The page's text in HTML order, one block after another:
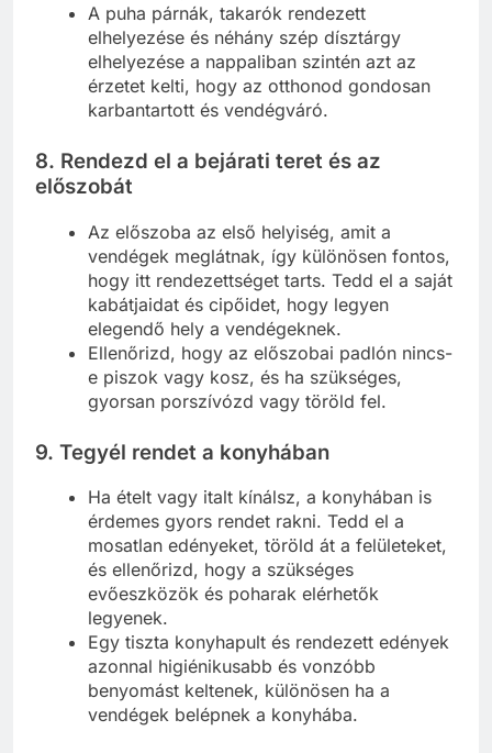
A puha párnák, takarók rendezett
elhelyezése és néhány szép dísztárgy
elhelyezése a nappaliban szintén azt az
érzetet kelti, hogy az otthonod gondosan
karbantartott és vendégváró.
8. Rendezd el a bejárati teret és az
előszobát
Az előszoba az első helyiség, amit a
vendégek meglátnak, így különösen fontos,
hogy itt rendezettséget tarts. Tedd el a saját
kabátjaidat és cipőidet, hogy legyen
elegendő hely a vendégeknek.
Ellenőrizd, hogy az előszobai padlón nincs-
e piszok vagy kosz, és ha szükséges,
gyorsan porszívózd vagy töröld fel.
9. Tegyél rendet a konyhában
Ha ételt vagy italt kínálsz, a konyhában is
érdemes gyors rendet rakni. Tedd el a
mosatlan edényeket, töröld át a felületeket,
és ellenőrizd, hogy a szükséges
evőeszközök és poharak elérhetők
legyenek.
Egy tiszta konyhapult és rendezett edények
azonnal higiénikusabb és vonzóbb
benyomást keltenek, különösen ha a
vendégek belépnek a konyhába.